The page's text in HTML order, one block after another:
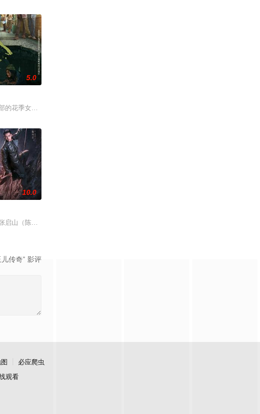
政从商，殚精
实现本土设计理念突破的故事。
木武夫等带兵参加围剿。冀中军区损失惨重，袁政委不幸牺牲。杨团长指挥突围，季
5.0
的花季女生苏琳（黄杨钿甜 饰），虽自小被父母忽视，在艰苦环境中长大，但她始终
微热，还听
指令要求真打实抗，虽引发哗然，却获赏识调任
小被父母忽视，在艰苦环境中长大，但她始终刻苦学习，憧憬未来。为此，苏琳苦练
10.0
启山（陈伟霆 饰）与吴老狗（曾舜晞 饰）强强联手，携手霍仙姑（陈瑶 饰）与九门诸
儿传奇” 影评
必应爬虫
观看